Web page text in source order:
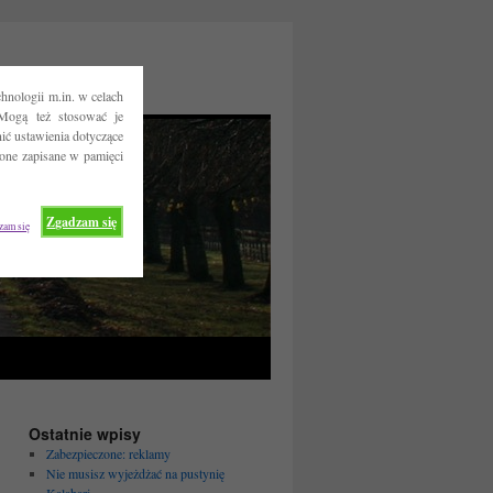
m.in. w celach
też stosować je
ustawienia dotyczące
zapisane w pamięci
Zgadzam się
się
Ostatnie wpisy
Zabezpieczone: reklamy
Nie musisz wyjeżdżać na pustynię